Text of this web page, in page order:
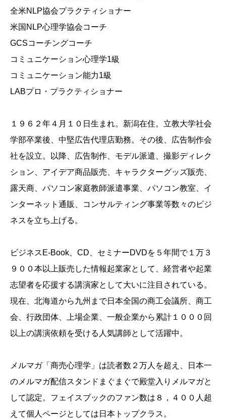
全米NLP協会プラクティショナー
米国NLP心理学協会コーチ
GCSコーチングコーチ
コミュニケーション心理学1級
コミュニケーション能力1級
LABプロ・プラクティショナー
１９６２年４月１０日生まれ。新潟在住。立教大学社会
学部卒業後、中堅広告代理店勤務。その後、広告制作会
社を設立。以降、広告制作、モデル派遣、撮影ディレク
ション、アイデア商品販売、キャラクターグッズ販売、
露天商、パソコン家庭教師派遣事業、パソコン教室、イ
ンターネット通販、コンサルティング事業等数々のビジ
ネスを立ち上げる。
ビジネスE-Book、CD、セミナーDVDを５年間で１万３
９００本以上販売した情報起業家として、経営者や起業
志望者を応援する講演家として大いに注目されている。
現在、北海道から九州まで日本全国の商工会議所、商工
会、行政団体、上場企業、一般企業から累計１０００回
以上の講演依頼を受ける人気講師として活躍中。
メルマガ「商売心理学」は読者数２万人を超え、日本一
のメルマガ配信スタンドまぐまぐで殿堂入りメルマガと
して認定。フェイスブックのファン数は８，４００人超
えて個人ページとしては日本トップクラス。